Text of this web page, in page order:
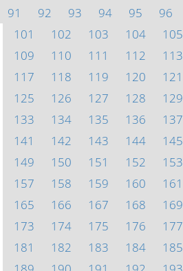
91
92 93 94 95 96
101
102 103 104 105
109
110 111 112 113
117
118 119 120 121
125
126 127 128 129
133
134 135 136 137
141
142 143 144 145
149
150 151 152 153
157
158 159 160 161
165
166 167 168 169
173
174 175 176 177
181
182 183 184 185